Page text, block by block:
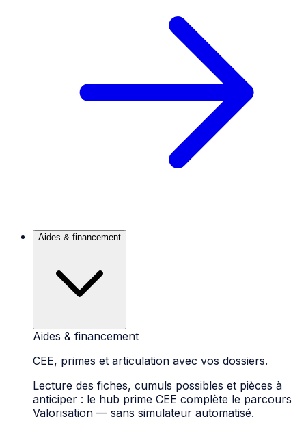
Aides & financement
Aides & financement
CEE, primes et articulation avec vos dossiers.
Lecture des fiches, cumuls possibles et pièces à
anticiper : le hub prime CEE complète le parcours
Valorisation — sans simulateur automatisé.